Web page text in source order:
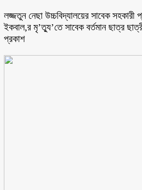
লজ্জতুন নেছা উচ্চবিদ্যালয়ের সাবেক সহকারী
ইকবাল,র মৃ’ত্যু’তে সাবেক বর্তমান ছাত্র
প্রকাশ